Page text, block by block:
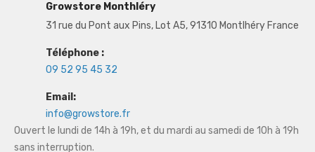
Growstore Monthléry
31 rue du Pont aux Pins, Lot A5, 91310 Montlhéry France
Téléphone :
09 52 95 45 32
Email:
info@growstore.fr
Ouvert le lundi de 14h à 19h, et du mardi au samedi de 10h à 19h
sans interruption.